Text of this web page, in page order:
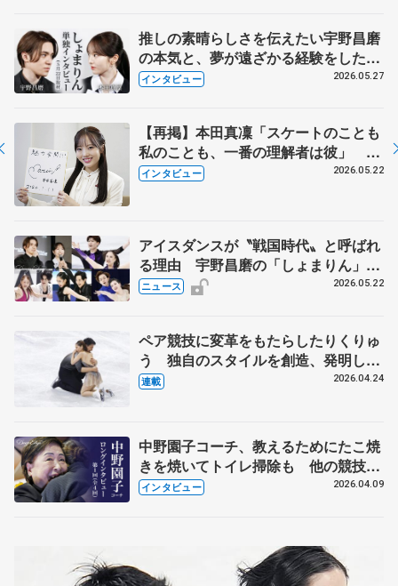
推しの素晴らしさを伝えたい宇野昌磨
の本気と、夢が遠ざかる経験をした本
田真凜の覚悟
インタビュー 2026.05.27
【再掲】本田真凜「スケートのことも
私のことも、一番の理解者は彼」 引
退時の単独インタビューで語った競技
インタビュー 2026.05.22
アイスダンスが〝戦国時代〟と呼ばれ
る理由 宇野昌磨の「しょまりん」ら
実力者が相次いで参戦 国内の競争激
ニュース 2026.05.22
ペア競技に変革をもたらしたりくりゅ
う 独自のスタイルを創造、発明した
【引退発表後②】
連載 2026.04.24
中野園子コーチ、教えるためにたこ焼
きを焼いてトイレ掃除も 他の競技に
も通用するという坂本花織の筋肉
インタビュー 2026.04.09